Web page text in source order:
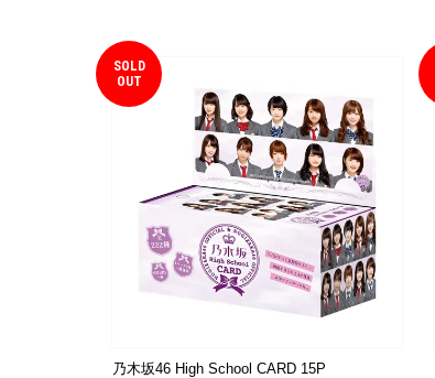
SOLD
OUT
乃木坂46 High School CARD 15P